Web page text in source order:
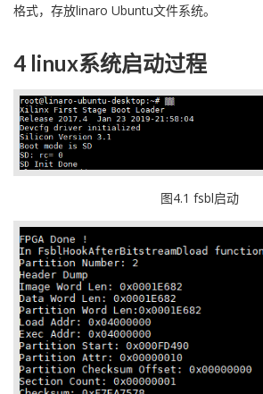
格式，存放linaro Ubuntu文件系统。
4 linux系统启动过程
图4.1 fsbl启动